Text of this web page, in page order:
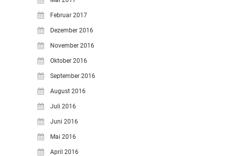
Februar 2017
Dezember 2016
November 2016
Oktober 2016
September 2016
August 2016
Juli 2016
Juni 2016
Mai 2016
April 2016